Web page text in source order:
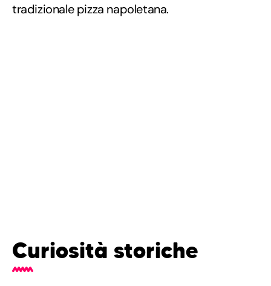
tradizionale pizza napoletana.
Curiosità storiche